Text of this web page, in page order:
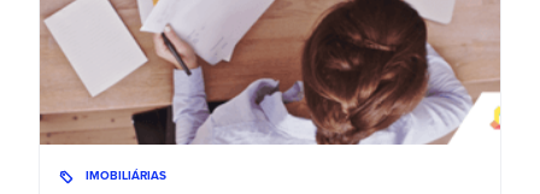
IMOBILIÁRIAS